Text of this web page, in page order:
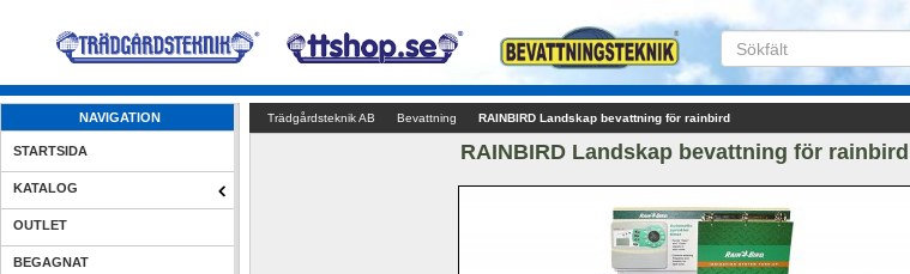
NAVIGATION
STARTSIDA
KATALOG
OUTLET
BEGAGNAT
Trädgårdsteknik AB Bevattning RAINBIRD Landskap bevattning för rainbird
RAINBIRD Landskap bevattning för rainbird